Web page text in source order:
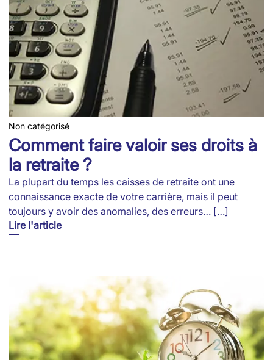
Non catégorisé
Comment faire valoir ses droits à
la retraite ?
La plupart du temps les caisses de retraite ont une
connaissance exacte de votre carrière, mais il peut
toujours y avoir des anomalies, des erreurs… […]
Lire l'article